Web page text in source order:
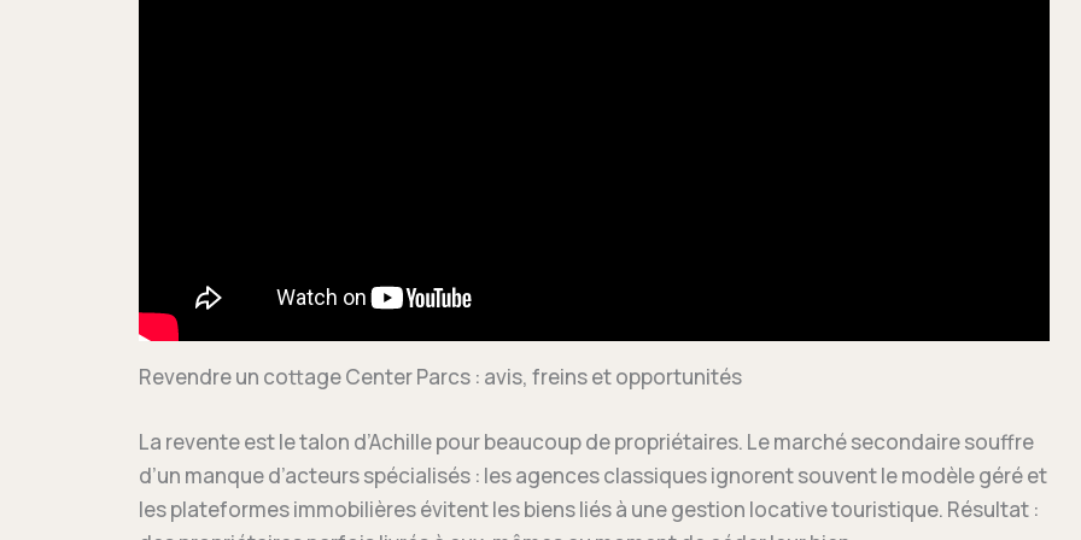
Revendre un cottage Center Parcs : avis, freins et opportunités
La revente est le talon d’Achille pour beaucoup de propriétaires. Le marché secondaire souffre
d’un manque d’acteurs spécialisés : les agences classiques ignorent souvent le modèle géré et
les plateformes immobilières évitent les biens liés à une gestion locative touristique. Résultat :